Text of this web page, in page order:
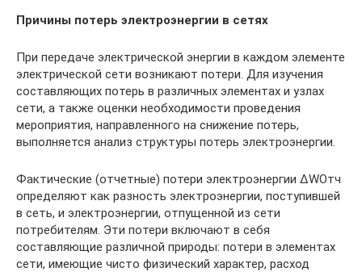
Причины потерь электроэнергии в сетях
При передаче электрической энергии в каждом элементе
электрической сети возникают потери. Для изучения
составляющих потерь в различных элементах и узлах
сети, а также оценки необходимости проведения
мероприятия, направленного на снижение потерь,
выполняется анализ структуры потерь электроэнергии.
Фактические (отчетные) потери электроэнергии ΔWОтч
определяют как разность электроэнергии, поступившей
в сеть, и электроэнергии, отпущенной из сети
потребителям. Эти потери включают в себя
составляющие различной природы: потери в элементах
сети, имеющие чисто физический характер, расход